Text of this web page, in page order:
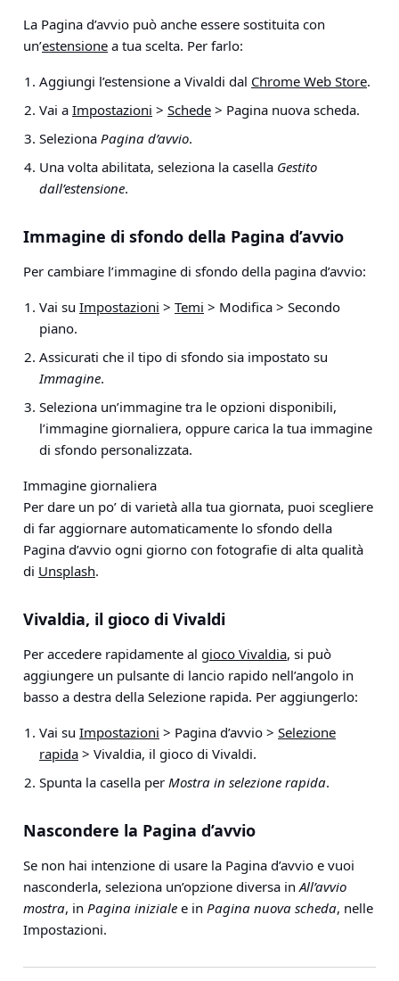
La Pagina d’avvio può anche essere sostituita con
un’estensione a tua scelta. Per farlo:
Aggiungi l’estensione a Vivaldi dal Chrome Web Store.
Vai a Impostazioni > Schede > Pagina nuova scheda.
Seleziona Pagina d’avvio.
Una volta abilitata, seleziona la casella Gestito
dall’estensione.
Immagine di sfondo della Pagina d’avvio
Per cambiare l’immagine di sfondo della pagina d’avvio:
Vai su Impostazioni > Temi > Modifica > Secondo
piano.
Assicurati che il tipo di sfondo sia impostato su
Immagine.
Seleziona un’immagine tra le opzioni disponibili,
l’immagine giornaliera, oppure carica la tua immagine
di sfondo personalizzata.
Immagine giornaliera
Per dare un po’ di varietà alla tua giornata, puoi scegliere
di far aggiornare automaticamente lo sfondo della
Pagina d’avvio ogni giorno con fotografie di alta qualità
di Unsplash.
Vivaldia, il gioco di Vivaldi
Per accedere rapidamente al gioco Vivaldia, si può
aggiungere un pulsante di lancio rapido nell’angolo in
basso a destra della Selezione rapida. Per aggiungerlo:
Vai su Impostazioni > Pagina d’avvio > Selezione
rapida > Vivaldia, il gioco di Vivaldi.
Spunta la casella per Mostra in selezione rapida.
Nascondere la Pagina d’avvio
Se non hai intenzione di usare la Pagina d’avvio e vuoi
nasconderla, seleziona un’opzione diversa inAll’avvio
mostra, in Pagina iniziale e in Pagina nuova scheda, nelle
Impostazioni.